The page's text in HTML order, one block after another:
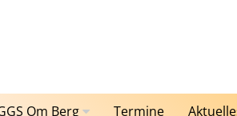
Om Berg Termine